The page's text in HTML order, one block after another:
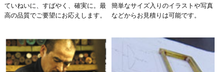
ていねいに、すばやく、確実に。最
高の品質でご要望にお応えします。
簡単なサイズ入りのイラストや写真
などからお見積りは可能です。